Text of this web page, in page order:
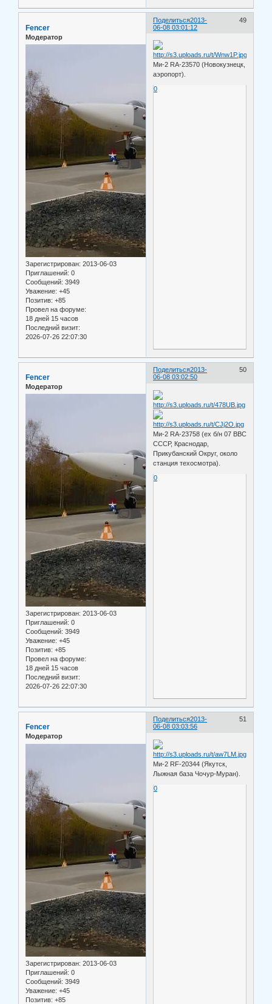
Поделиться 49
2013-
06-08 03:01:12
Fencer
Модератор
Зарегистрирован: 2013-06-03
Приглашений: 0
Сообщений: 3949
Уважение: +45
Позитив: +85
Провел на форуме:
18 дней 15 часов
Последний визит:
2026-07-26 22:07:30
Ми-2 RA-23570 (Новокузнецк,
аэропорт).
0
Поделиться 50
2013-
06-08 03:02:50
Fencer
Модератор
Зарегистрирован: 2013-06-03
Приглашений: 0
Сообщений: 3949
Уважение: +45
Позитив: +85
Провел на форуме:
18 дней 15 часов
Последний визит:
2026-07-26 22:07:30
Ми-2 RA-23758 (ex б/н 07 ВВС
СССР, Краснодар,
Прикубанский Округ, около
станция техосмотра).
0
Поделиться 51
2013-
06-08 03:03:56
Fencer
Модератор
Зарегистрирован: 2013-06-03
Приглашений: 0
Сообщений: 3949
Уважение: +45
Позитив: +85
Ми-2 RF-20344 (Якутск,
Лыжная база Чочур-Муран).
0